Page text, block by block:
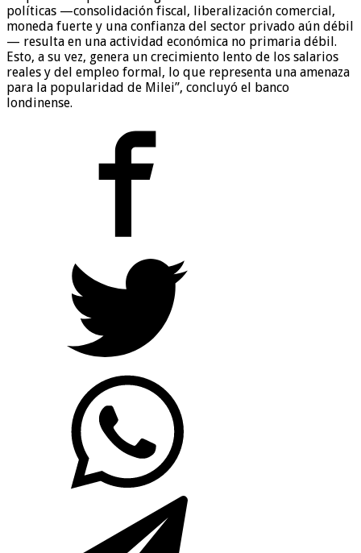
políticas —consolidación fiscal, liberalización comercial,
moneda fuerte y una confianza del sector privado aún débil
— resulta en una actividad económica no primaria débil.
Esto, a su vez, genera un crecimiento lento de los salarios
reales y del empleo formal, lo que representa una amenaza
para la popularidad de Milei”, concluyó el banco
londinense.